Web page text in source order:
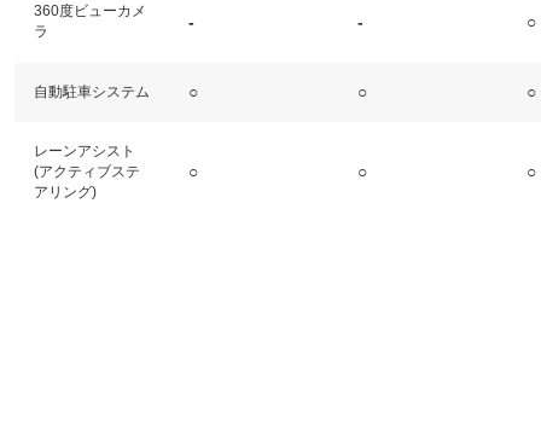
360度ビューカメ
ラ
- - ○
自動駐車システム ○ ○ ○
レーンアシスト
(アクティブステ
アリング)
○ ○ ○